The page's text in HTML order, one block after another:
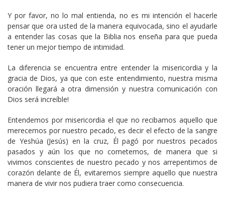
Y por favor, no lo mal entienda, no es mi intención el hacerle
pensar que ora usted de la manera equivocada, sino el ayudarle
a entender las cosas que la Biblia nos enseña para que pueda
tener un mejor tiempo de intimidad.
La diferencia se encuentra entre entender la misericordia y la
gracia de Dios, ya que con este entendimiento, nuestra misma
oración llegará a otra dimensión y nuestra comunicación con
Dios será increíble!
Entendemos por misericordia el que no recibamos aquello que
merecemos por nuestro pecado, es decir el efecto de la sangre
de Yeshúa (Jesús) en la cruz, Él pagó por nuestros pecados
pasados y aún los que no cometemos, de manera que si
vivimos conscientes de nuestro pecado y nos arrepentimos de
corazón delante de Él, evitaremos siempre aquello que nuestra
manera de vivir nos pudiera traer como consecuencia.